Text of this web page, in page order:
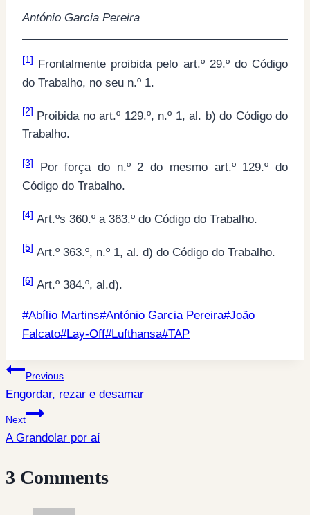
António Garcia Pereira
[1] Frontalmente proibida pelo art.º 29.º do Código
do Trabalho, no seu n.º 1.
[2] Proibida no art.º 129.º, n.º 1, al. b) do Código do
Trabalho.
[3]
Por força do n.º 2 do mesmo art.º 129.º do
Código do Trabalho.
[4] Art.ºs 360.º a 363.º do Código do Trabalho.
[5] Art.º 363.º, n.º 1, al. d) do Código do Trabalho.
[6] Art.º 384.º, al.d).
Post
Tags:
#Abílio Martins#António Garcia Pereira#João
Falcato#Lay-Off#Lufthansa#TAP
Post
navigation
Previous
Engordar, rezar e desamar
Next
A Grandolar por aí
3 Comments